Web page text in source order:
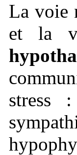
La voie
et la
stress